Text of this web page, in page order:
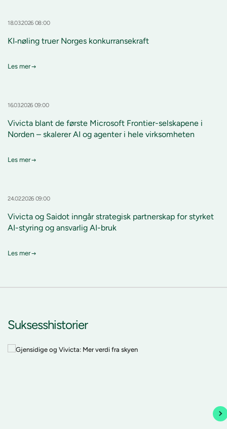
18.03.2026 08:00
KI‑nøling truer Norges konkurransekraft
Les mer
16.03.2026 09:00
Vivicta blant de første Microsoft Frontier-selskapene i
Norden – skalerer AI og agenter i hele virksomheten
Les mer
24.02.2026 09:00
Vivicta og Saidot inngår strategisk partnerskap for styrket
AI-styring og ansvarlig AI-bruk
Les mer
Suksesshistorier